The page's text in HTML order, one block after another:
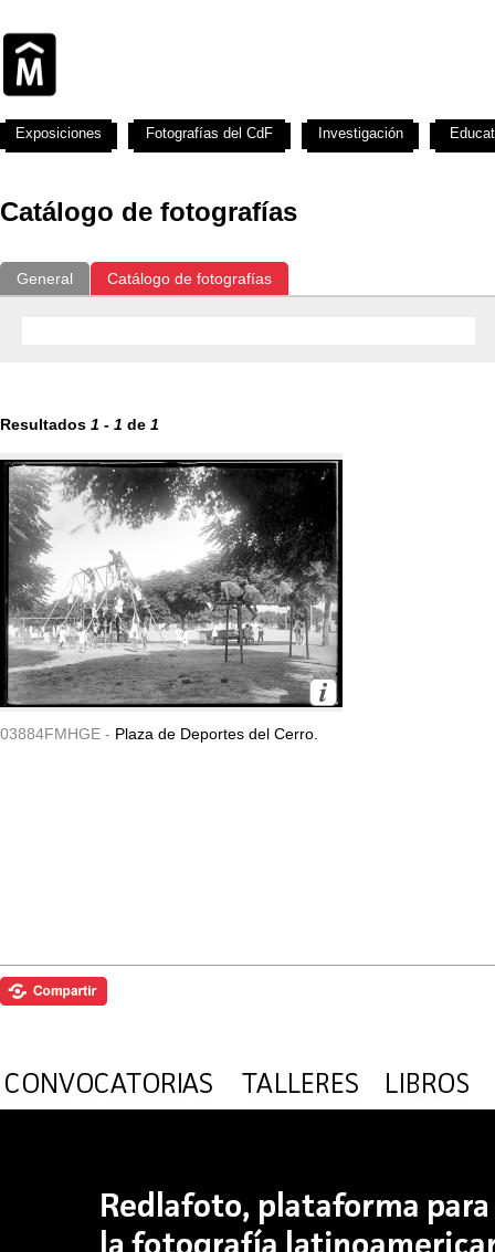
Catálogo de fotografías
General Catálogo de fotografías
Resultados 1 - 1 de 1
03884FMHGE - Plaza de Deportes del Cerro.
Exposiciones Fotografías del CdF Investigación